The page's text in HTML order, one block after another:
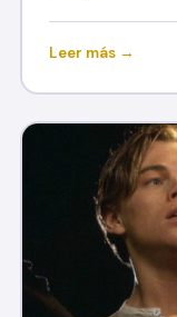
Leer más →